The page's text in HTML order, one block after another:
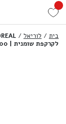
בית / לוריאל /
לקרקפת שומנית | 500 מ”ל